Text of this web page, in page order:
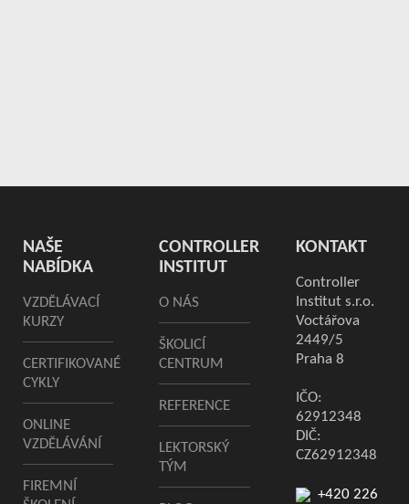
NAŠE
NABÍDKA
VZDĚLÁVACÍ
KURZY
CERTIFIKOVANÉ
CYKLY
ONLINE
VZDĚLÁVÁNÍ
FIREMNÍ
CONTROLLER
INSTITUT
O NÁS
ŠKOLICÍ
CENTRUM
REFERENCE
LEKTORSKÝ
TÝM
KONTAKT
Controller
Institut s.r.o.
Voctářova
2449/5
Praha 8
IČO:
62912348
DIČ:
CZ62912348
+420 226